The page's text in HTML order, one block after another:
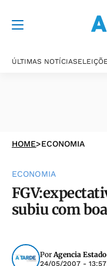
ÚLTIMAS NOTÍCIAS
HOME>ECONOMIA
ECONOMIA
subiu com
PorAgencia Estado
24/05/2007 -